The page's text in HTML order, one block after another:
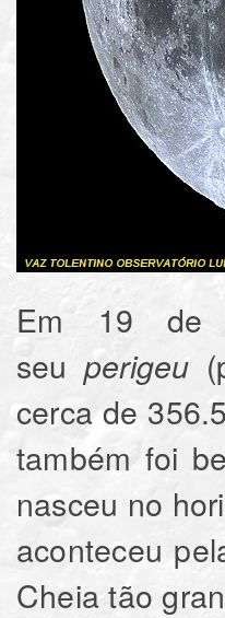
Em 19 de
seu perigeu
cerca de
também foi
nasceu no
aconteceu
Cheia tão